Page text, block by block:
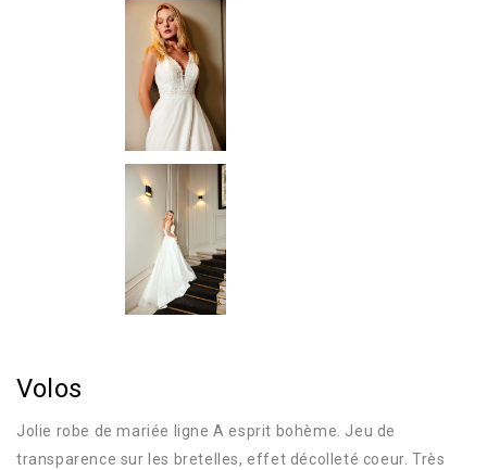
Volos
Jolie robe de mariée ligne A esprit bohème. Jeu de
transparence sur les bretelles, effet décolleté coeur. Très